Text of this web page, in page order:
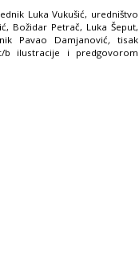
Luka Vukušić, uredništvo
Božidar Petrač, Luka Šeput,
Pavao Damjanović,tisak
ilustracije i predgovorom